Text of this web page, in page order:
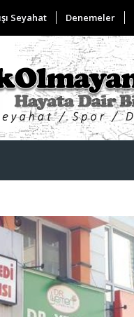
Seyahat Denemeler